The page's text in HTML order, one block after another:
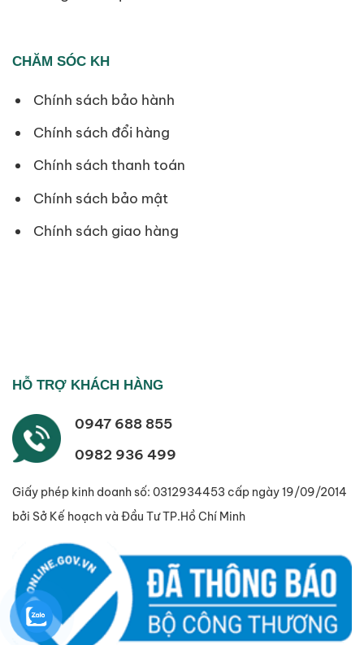
CHĂM SÓC KH
Chính sách bảo hành
Chính sách đổi hàng
Chính sách thanh toán
Chính sách bảo mật
Chính sách giao hàng
HỖ TRỢ KHÁCH HÀNG
0947 688 855
0982 936 499
Giấy phép kinh doanh số: 0312934453 cấp ngày 19/09/2014
bởi Sở Kế hoạch và Đầu Tư TP.Hồ Chí Minh